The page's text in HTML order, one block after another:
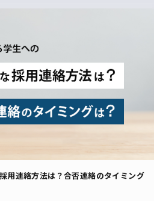
用連絡方法は？合否連絡のタイミング